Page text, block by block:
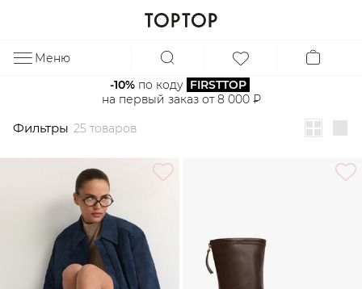
Меню
-10% по коду FIRSTTOP
на первый заказ от 8 000 ₽
Фильтры 25 товаров
Фильтры